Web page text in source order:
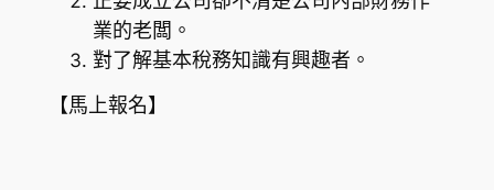
業的老闆。
對了解基本稅務知識有興趣者。
【馬上報名】